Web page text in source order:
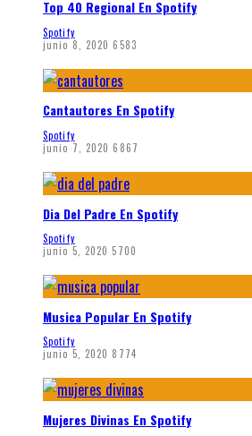
Top 40 Regional En Spotify
Spotify
junio 8, 2020 6583
Cantautores En Spotify
Spotify
junio 7, 2020 6867
Dia Del Padre En Spotify
Spotify
junio 5, 2020 5700
Musica Popular En Spotify
Spotify
junio 5, 2020 8774
Mujeres Divinas En Spotify